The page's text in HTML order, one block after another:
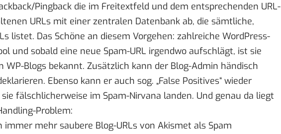
Pingback die im Freitextfeld und dem entsprechenden URL-
URLs mit einer zentralen Datenbank ab, die sämtliche,
listet. Das Schöne an diesem Vorgehen: zahlreiche WordPress-
und sobald eine neue Spam-URL irgendwo aufschlägt, ist sie
WP-Blogs bekannt. Zusätzlich kann der Blog-Admin händisch
Ebenso kann er auch sog. „False Positives“ wieder
fälschlicherweise im Spam-Nirvana landen. Und genau da liegt
Problem:
mehr saubere Blog-URLs von Akismet als Spam